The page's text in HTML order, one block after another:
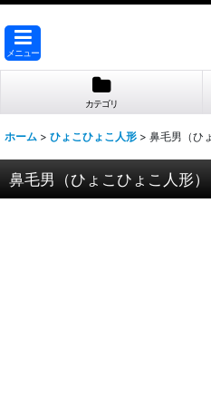
メニュー
カテゴリ
ホーム > ひょこひょこ人形 > 鼻毛男（ひ
鼻毛男（ひょこひょこ人形）